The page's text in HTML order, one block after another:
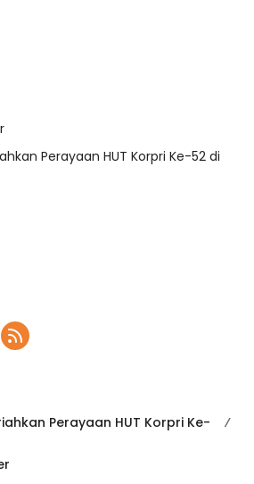
Perayaan HUT Korpri Ke-52 di
Perayaan HUT Korpri Ke-